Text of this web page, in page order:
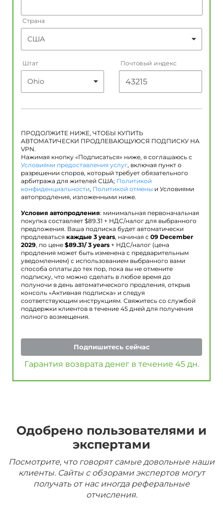
Страна
Штат Почтовый индекс
ПРОДОЛЖИТЕ НИЖЕ, ЧТОБЫ КУПИТЬ
АВТОМАТИЧЕСКИ ПРОДЛЕВАЮЩУЮСЯ ПОДПИСКУ НА
VPN.
Нажимая кнопку «Подписаться» ниже, я соглашаюсь с
Условиями предоставления услуг, включая пункт о
разрешении споров, который требует обязательного
арбитража для жителей США; Политикой
конфиденциальности, Политикой отмены и Условиями
автопродления, изложенными ниже.
Условия автопродления: минимальная первоначальная
покупка составляет $89.31 + НДС/налог для выбранного
предложения. Ваша подписка будет автоматически
продлеваться каждые 3 years, начиная с 09 December
2029, по цене $89.31/ 3 years + НДС/налог (цена
продления может быть изменена с предварительным
уведомлением) с использованием выбранного вами
способа оплаты до тех пор, пока вы не отмените
подписку, что можно сделать в любое время до
полуночи в день автоматического продления, открыв
консоль «Активная подписка» и следуя
соответствующим инструкциям. Свяжитесь со службой
поддержки клиентов в течение 45 дней для получения
полного возмещения.
Подпишитесь сейчас
Гарантия возврата денег в течение 45 дн.
Одобрено пользователями и
экспертами
Посмотрите, что говорят самые довольные наши
клиенты. Сайты с обзорами экспертов могут
получать от нас иногда реферальные
отчисления.